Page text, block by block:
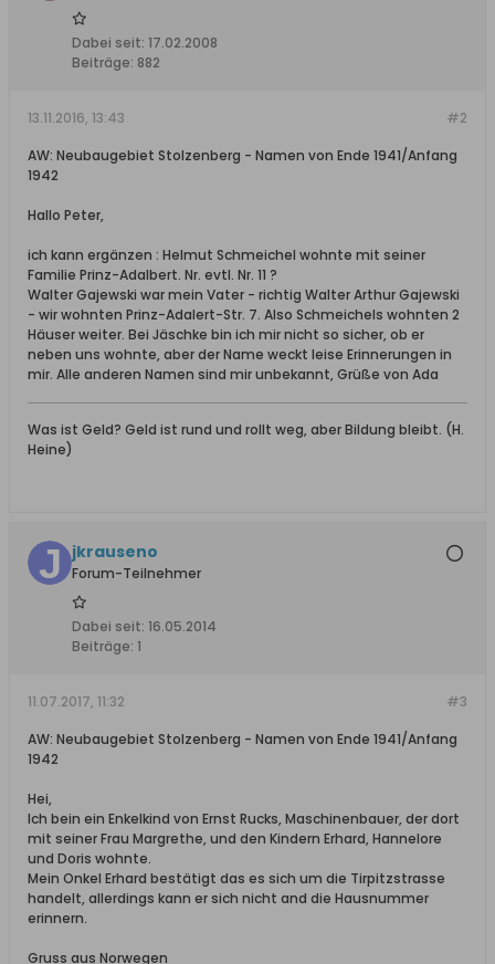
Dabei seit: 17.02.2008
Beiträge: 882
#2
13.11.2016, 13:43
AW: Neubaugebiet Stolzenberg - Namen von Ende 1941/Anfang
1942
Hallo Peter,
ich kann ergänzen : Helmut Schmeichel wohnte mit seiner
Familie Prinz-Adalbert. Nr. evtl. Nr. 11 ?
Walter Gajewski war mein Vater - richtig Walter Arthur Gajewski
- wir wohnten Prinz-Adalert-Str. 7. Also Schmeichels wohnten 2
Häuser weiter. Bei Jäschke bin ich mir nicht so sicher, ob er
neben uns wohnte, aber der Name weckt leise Erinnerungen in
mir. Alle anderen Namen sind mir unbekannt, Grüße von Ada
Was ist Geld? Geld ist rund und rollt weg, aber Bildung bleibt. (H.
Heine)
jkrauseno
Forum-Teilnehmer
Dabei seit: 16.05.2014
Beiträge: 1
#3
11.07.2017, 11:32
AW: Neubaugebiet Stolzenberg - Namen von Ende 1941/Anfang
1942
Hei,
Ich bein ein Enkelkind von Ernst Rucks, Maschinenbauer, der dort
mit seiner Frau Margrethe, und den Kindern Erhard, Hannelore
und Doris wohnte.
Mein Onkel Erhard bestätigt das es sich um die Tirpitzstrasse
handelt, allerdings kann er sich nicht and die Hausnummer
erinnern.
Gruss aus Norwegen